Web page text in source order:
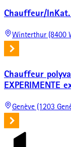
Chauffeur/
Winterthur (8400
Chauffeur
EXPERIMENTE
Genève (1203